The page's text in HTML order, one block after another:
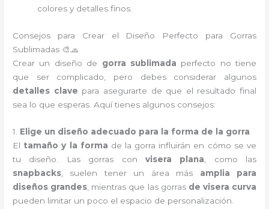
colores y detalles finos.
Consejos para Crear el Diseño Perfecto para Gorras
Sublimadas 🎨🧢
Crear un diseño de gorra sublimada perfecto no tiene
que ser complicado, pero debes considerar algunos
detalles clave para asegurarte de que el resultado final
sea lo que esperas. Aquí tienes algunos consejos:
1. Elige un diseño adecuado para la forma de la gorra
El tamaño y la forma de la gorra influirán en cómo se ve
tu diseño. Las gorras con visera plana , como las
snapbacks , suelen tener un área más amplia para
diseños grandes , mientras que las gorras de visera curva
pueden limitar un poco el espacio de personalización.